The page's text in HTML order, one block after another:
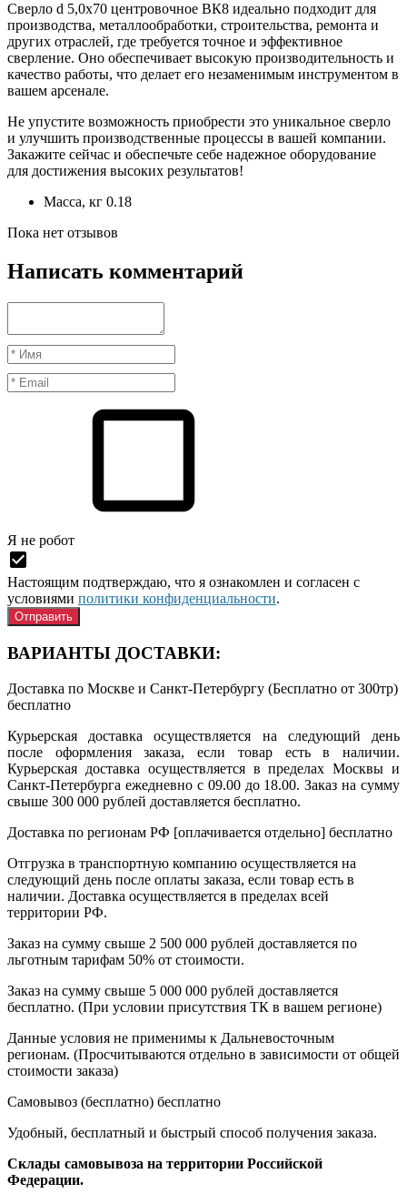
Сверло d 5,0х70 центровочное ВК8 идеально подходит для
производства, металлообработки, строительства, ремонта и
других отраслей, где требуется точное и эффективное
сверление. Оно обеспечивает высокую производительность и
качество работы, что делает его незаменимым инструментом в
вашем арсенале.
Не упустите возможность приобрести это уникальное сверло
и улучшить производственные процессы в вашей компании.
Закажите сейчас и обеспечьте себе надежное оборудование
для достижения высоких результатов!
Масса, кг 0.18
Пока нет отзывов
Написать комментарий
Я нe рoбoт
Настоящим подтверждаю, что я ознакомлен и согласен с
условиями политики конфиденциальности.
ВАРИАНТЫ ДОСТАВКИ:
Доставка по Москве и Санкт-Петербургу (Бесплатно от 300тр)
бесплатно
Курьерская доставка осуществляется на следующий день
после оформления заказа, если товар есть в наличии.
Курьерская доставка осуществляется в пределах Москвы и
Санкт-Петербурга ежедневно с 09.00 до 18.00. Заказ на сумму
свыше 300 000 рублей доставляется бесплатно.
Доставка по регионам РФ [оплачивается отдельно] бесплатно
Отгрузка в транспортную компанию осуществляется на
следующий день после оплаты заказа, если товар есть в
наличии. Доставка осуществляется в пределах всей
территории РФ.
Заказ на сумму свыше 2 500 000 рублей доставляется по
льготным тарифам 50% от стоимости.
Заказ на сумму свыше 5 000 000 рублей доставляется
бесплатно. (При условии присутствия ТК в вашем регионе)
Данные условия не применимы к Дальневосточным
регионам. (Просчитываются отдельно в зависимости от общей
стоимости заказа)
Самовывоз (бесплатно) бесплатно
Удобный, бесплатный и быстрый способ получения заказа.
Склады самовывоза на территории Российской
Федерации.